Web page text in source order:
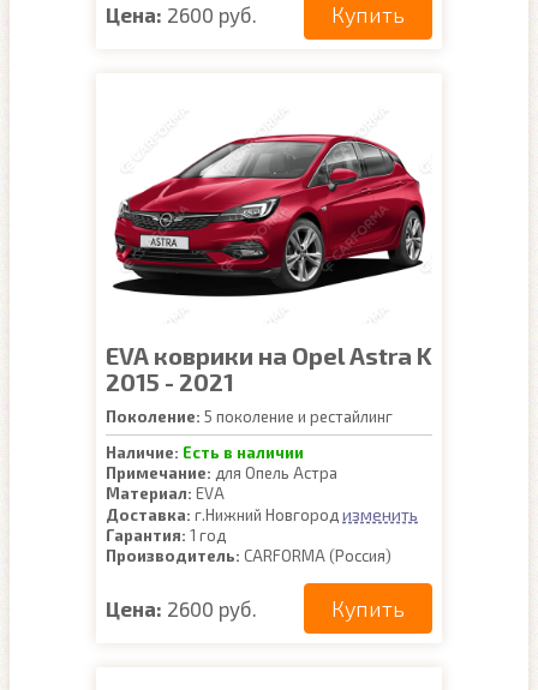
Цена: 2600 руб. Купить
EVA коврики на Opel Astra K
2015 - 2021
Поколение: 5 поколение и рестайлинг
Наличие: Есть в наличии
Примечание: для Опель Астра
Материал: EVA
Доставка: г.Нижний Новгород изменить
Гарантия: 1 год
Производитель: CARFORMA (Россия)
Цена: 2600 руб. Купить